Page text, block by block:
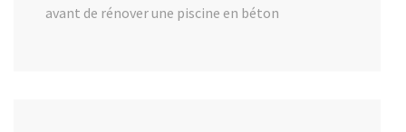
avant de rénover une piscine en béton